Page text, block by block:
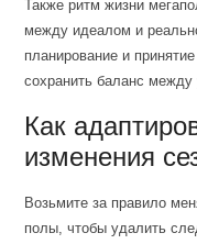
Также ритм жизни
между идеалом и
планирование и
сохранить баланс
Как
изменения
Возьмите за правило
полы, чтобы удалить